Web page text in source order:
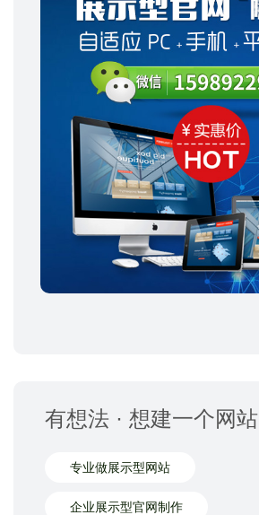
有想法 · 想建一个网站
专业做展示型网站
企业展示型官网制作